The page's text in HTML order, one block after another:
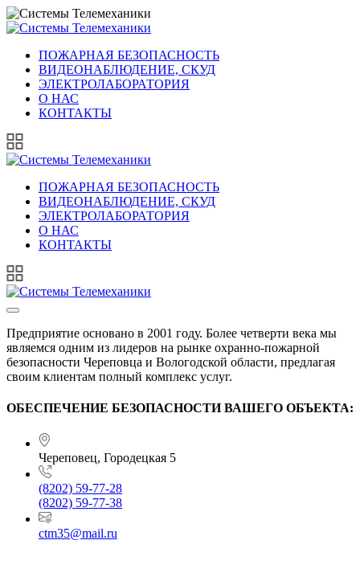
ПОЖАРНАЯ БЕЗОПАСНОСТЬ
ВИДЕОНАБЛЮДЕНИЕ, СКУД
ЭЛЕКТРОЛАБОРАТОРИЯ
О НАС
КОНТАКТЫ
ПОЖАРНАЯ БЕЗОПАСНОСТЬ
ВИДЕОНАБЛЮДЕНИЕ, СКУД
ЭЛЕКТРОЛАБОРАТОРИЯ
О НАС
КОНТАКТЫ
Предприятие основано в 2001 году. Более четверти века мы
являемся одним из лидеров на рынке охранно-пожарной
безопасности Череповца и Вологодской области, предлагая
своим клиентам полный комплекс услуг.
ОБЕСПЕЧЕНИЕ БЕЗОПАСНОСТИ ВАШЕГО ОБЪЕКТА:
Череповец, Городецкая 5
(8202) 59-77-28
(8202) 59-77-38
ctm35@mail.ru